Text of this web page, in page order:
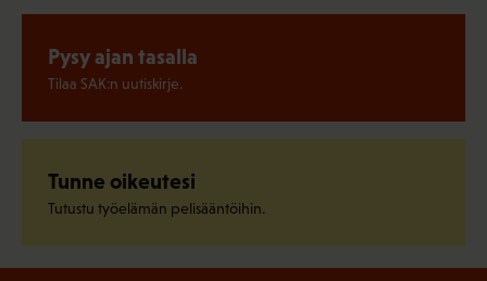
Pysy ajan tasalla
Tilaa SAK:n uutiskirje.
Tunne oikeutesi
Tutustu työelämän pelisääntöihin.